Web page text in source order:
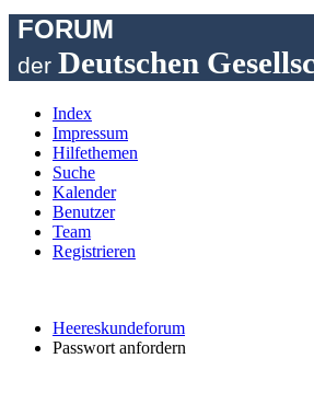
FORUM
der Deutschen
Index
Impressum
Hilfethemen
Suche
Kalender
Benutzer
Team
Registrieren
Heereskundeforum
Passwort anfordern